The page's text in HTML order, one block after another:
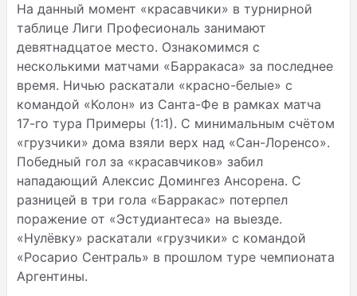
На данный момент «красавчики» в турнирной
таблице Лиги Професиональ занимают
девятнадцатое место. Ознакомимся с
несколькими матчами «Барракаса» за последнее
время. Ничью раскатали «красно-белые» с
командой «Колон» из Санта-Фе в рамках матча
17-го тура Примеры (1:1). С минимальным счётом
«грузчики» дома взяли верх над «Сан-Лоренсо».
Победный гол за «красавчиков» забил
нападающий Алексис Домингез Ансорена. С
разницей в три гола «Барракас» потерпел
поражение от «Эстудиантеса» на выезде.
«Нулёвку» раскатали «грузчики» с командой
«Росарио Сентраль» в прошлом туре чемпионата
Аргентины.